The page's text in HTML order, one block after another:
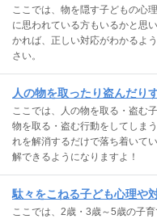
ここでは、物を隠す子どもの心
に思われている方もいるかと思
かれば、正しい対応がわかるよ
さい。
人の物を取ったり盗んだり
ここでは、人の物を取る・盗む
物を取る・盗む行動をしてしま
れを解消するだけで落ち着いて
解できるようになりますよ！
駄々をこねる子ども心理や
ここでは、2歳・3歳～5歳の子